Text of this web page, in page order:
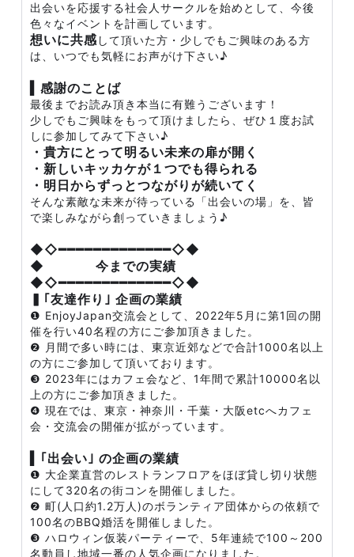
出会いを応援する社会人サークルを始めとして、今後
色々なイベントを計画しています。
想いに共感して頂いた方・少しでもご興味のある方
は、いつでも気軽にお声がけ下さい♪
▍感謝のことば
最後までお読み頂き本当に有難うございます！
少しでもご興味をもって頂けましたら、ぜひ１度お試
しに参加してみて下さい♪
・貴方にとって明るい未来の扉が開く
・新しいキッカケが１つでも得られる
・明日からずっとつながりが続いてく
そんな素敵な未来が待っている「出会いの場」を、皆
で楽しみながら創っていきましょう♪
◆◇━━━━━━━━━━━━━◇◆
◆ 今までの実績
◆◇━━━━━━━━━━━━━◇◆
▍｢友達作り｣ 企画の業績
❶ EnjoyJapan交流会として、2022年5月に第1回の開
催を行い40名程の方にご参加頂きました。
❷ 月間で多い時には、東京近郊などで合計1000名以上
の方にご参加して頂いております。
❸ 2023年にはカフェ会など、1年間で累計10000名以
上の方にご参加頂きました。
❹ 現在では、東京・神奈川・千葉・大阪etcへカフェ
会・交流会の開催が拡がっています。
▍｢出会い｣ の企画の業績
❶ 大企業直営のレストランフロアをほぼ貸し切り状態
にして320名の街コンを開催しました。
❷ 町(人口約1.2万人)のボランティア団体からの依頼で
100名のBBQ婚活を開催しました。
❸ ハロウィン仮装パーティーで、5年連続で100～200
名動員し地域一番の人気企画になりました。